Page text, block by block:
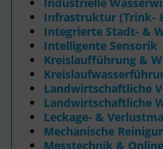
Infrastruktur (Trink-
Integrierte Stadt- &
Intelligente Sensorik
Kreislaufführung &
Landwirtschaftliche
Landwirtschaftliche
Leckage- &
Mechanische
Messtechnik &